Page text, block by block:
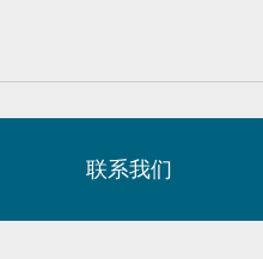
联系我们